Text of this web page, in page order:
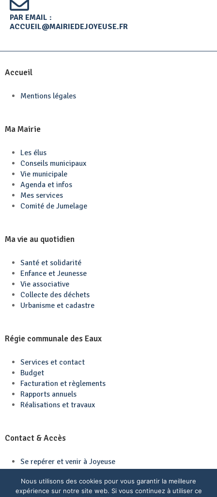
PAR EMAIL :
ACCUEIL@MAIRIEDEJOYEUSE.FR
Accueil
Mentions légales
Ma Mairie
Les élus
Conseils municipaux
Vie municipale
Agenda et infos
Mes services
Comité de Jumelage
Ma vie au quotidien
Santé et solidarité
Enfance et Jeunesse
Vie associative
Collecte des déchets
Urbanisme et cadastre
Régie communale des Eaux
Services et contact
Budget
Facturation et règlements
Rapports annuels
Réalisations et travaux
Contact & Accès
Se repérer et venir à Joyeuse
Nous utilisons des cookies pour vous garantir la meilleure
expérience sur notre site web. Si vous continuez à utiliser ce